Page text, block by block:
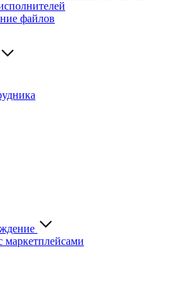
файлов
маркетплейсами